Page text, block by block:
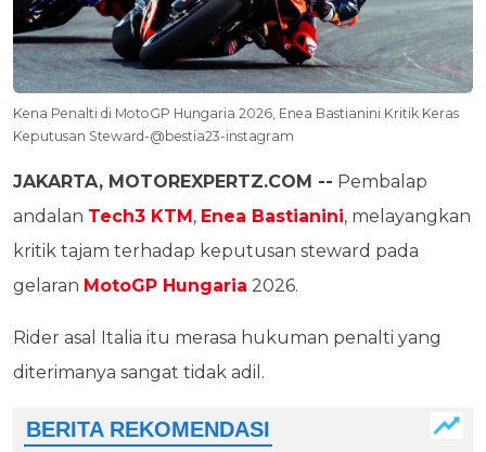
Kena Penalti di MotoGP Hungaria 2026, Enea Bastianini Kritik Keras
Keputusan Steward-@bestia23-instagram
JAKARTA, MOTOREXPERTZ.COM -- Pembalap
andalan Tech3 KTM , Enea Bastianini, melayangkan
kritik tajam terhadap keputusan steward pada
gelaran MotoGP Hungaria 2026.
Rider asal Italia itu merasa hukuman penalti yang
diterimanya sangat tidak adil.